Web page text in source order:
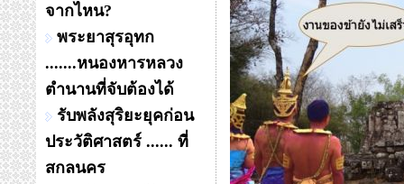
จากไหน?
พระยาสุรอุทก
.......หนองหารหลวง
ตำนานที่จับต้องได้
รับพลังสุริยะยุคก่อน
ประวัติศาสตร์ ...... ที่
สกลนคร